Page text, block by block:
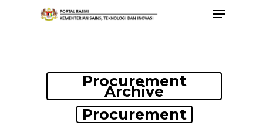
Menu
Procurement
Archive
Procurement